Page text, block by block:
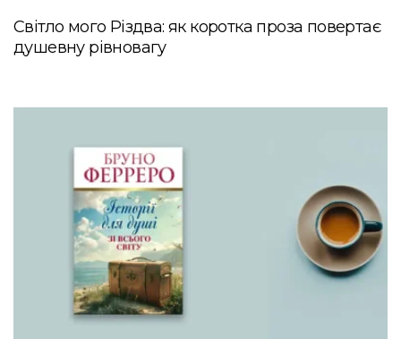
Світло мого Різдва: як коротка проза повертає
душевну рівновагу